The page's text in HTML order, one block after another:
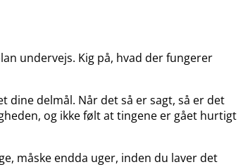
undervejs. Kig på, hvad der fungerer
dine delmål. Når det så er sagt, så er det
og ikke følt at tingene er gået hurtigt
måske endda uger, inden du laver det